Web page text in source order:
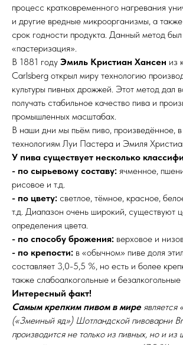
процесс кратковременного нагревания
и другие вредные микроорганизмы, а
срок годности продукта. Данный метод
«пастеризация».
В 1881 году Эмиль Кристиан Хансен из
Carlsberg открыл миру технологию
культуры пивных дрожжей. Этот метод дал
получать стабильное качество пива и
промышленных масштабах.
В наши дни мы пьём пиво, произведённое,
технологиям Луи Пастера и Эмиля
У пива существует несколько
- по сырьевому составу: ячменное,
рисовое и т.д.
- по цвету: светлое, тёмное, красное,
т.д. Диапазон очень широкий, существуют
определения цвета.
- по способу брожения: верховое и
- по крепости: в «обычном» пиве доля
составляет 3,0-5,5 %, но есть и более
также слабоалкогольные и
Интересный факт!
Самым крепким пивом в мире является
(«Змеиный яд») Шотландской пивоварни
производится не только из пивных, но и из